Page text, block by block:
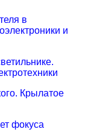
в
и
Крылатое
фокуса